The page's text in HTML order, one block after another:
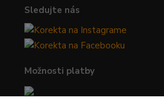
Sledujte nás
Možnosti platby